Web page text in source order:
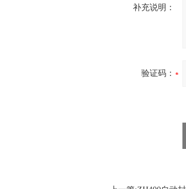
补充说明：
验证码：